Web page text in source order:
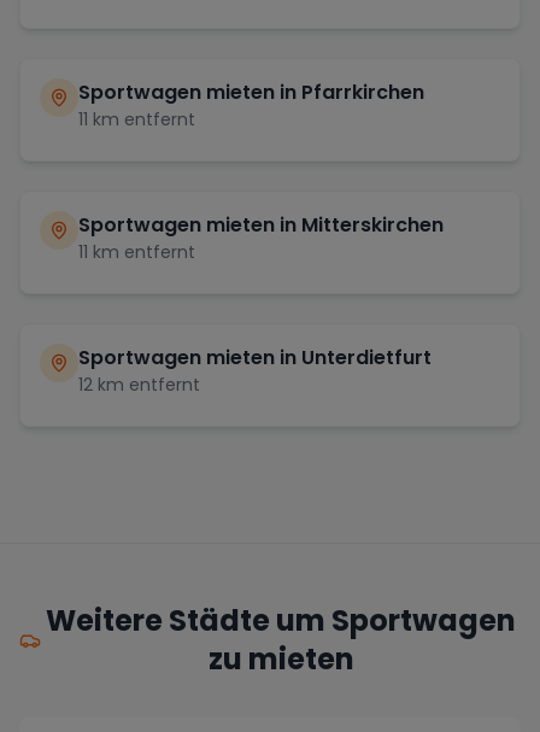
Sportwagen mieten in Pfarrkirchen
11 km entfernt
Sportwagen mieten in Mitterskirchen
11 km entfernt
Sportwagen mieten in Unterdietfurt
12 km entfernt
Weitere Städte um Sportwagen
zu mieten